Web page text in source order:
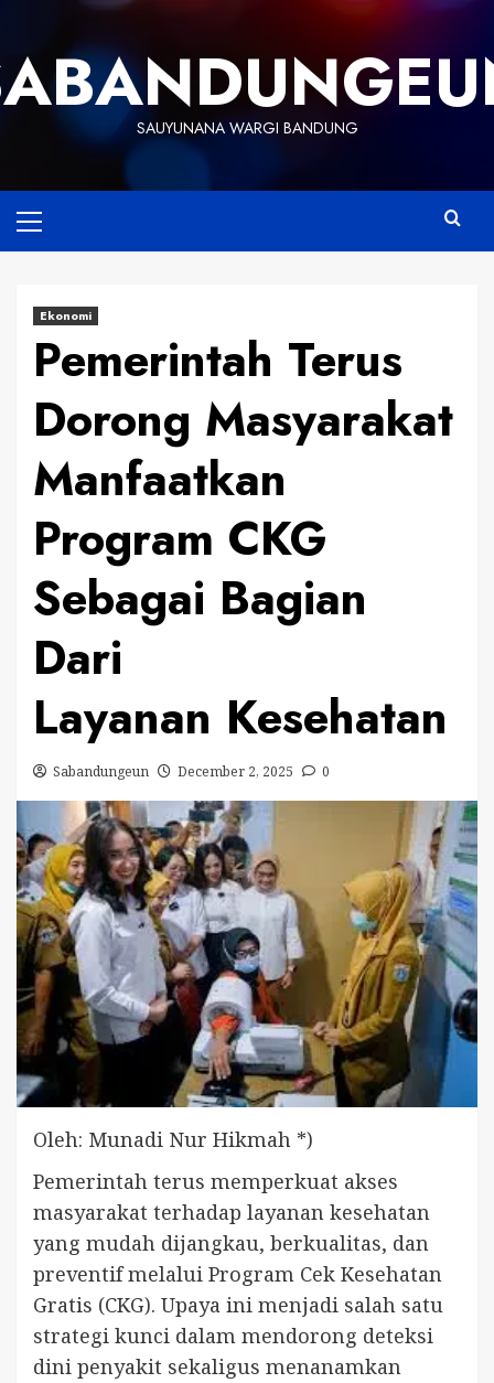
content
SAUYUNANA WARGI BANDUNG
Menu
Ekonomi
Pemerintah Terus
Dorong Masyarakat
Manfaatkan
Program CKG
Sebagai Bagian
Dari
Layanan Kesehatan
Sabandungeun December 2, 2025 0
Oleh: Munadi Nur Hikmah *)
Pemerintah terus memperkuat akses
masyarakat terhadap layanan kesehatan
yang mudah dijangkau, berkualitas, dan
preventif melalui Program Cek Kesehatan
Gratis (CKG). Upaya ini menjadi salah satu
strategi kunci dalam mendorong deteksi
dini penyakit sekaligus menanamkan